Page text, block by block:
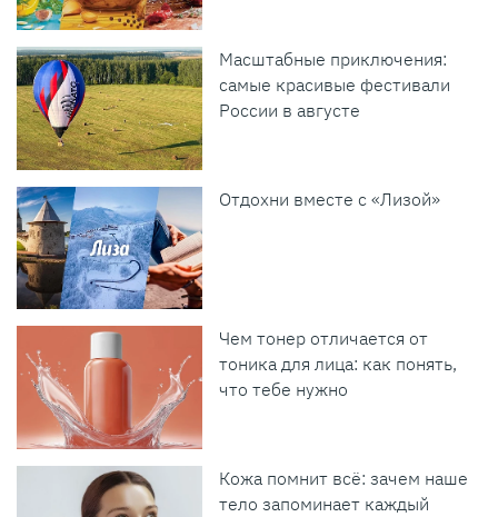
Масштабные приключения:
самые красивые фестивали
России в августе
Отдохни вместе с «Лизой»
Чем тонер отличается от
тоника для лица: как понять,
что тебе нужно
Кожа помнит всё: зачем наше
тело запоминает каждый